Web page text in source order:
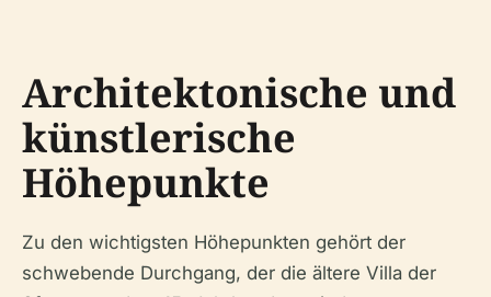
Architektonische und
künstlerische
Höhepunkte
Zu den wichtigsten Höhepunkten gehört der
schwebende Durchgang, der die ältere Villa der